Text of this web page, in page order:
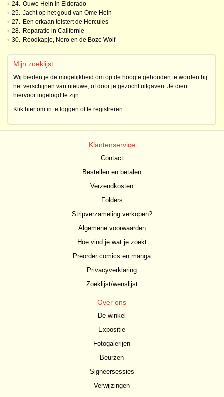
• 24. Ouwe Hein in Eldorado
• 25. Jacht op het goud van Ome Hein
• 27. Een orkaan teistert de Hercules
• 28. Reparatie in Californie
• 30. Roodkapje, Nero en de Boze Wolf
Mijn zoeklijst
Wij bieden je de mogelijkheid om op de hoogte gehouden te worden bij
het verschijnen van nieuwe, of door je gezocht uitgaven. Je dient
hiervoor ingelogd te zijn.
Klik hier om in te loggen of te registreren
Klantenservice
Contact
Bestellen en betalen
Verzendkosten
Folders
Stripverzameling verkopen?
Algemene voorwaarden
Hoe vind je wat je zoekt
Preorder comics en manga
Privacyverklaring
Zoeklijst/wenslijst
Over ons
De winkel
Expositie
Fotogalerijen
Beurzen
Signeersessies
Verwijzingen